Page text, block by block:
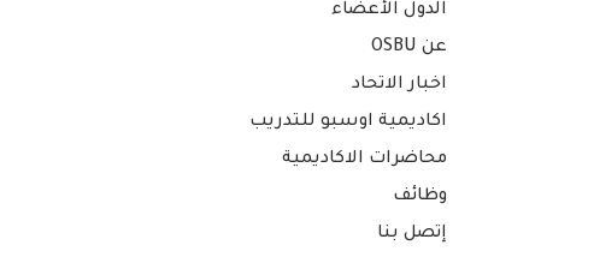
الدول الأعضاء
عن OSBU
اخبار الاتحاد
اكاديمية اوسبو للتدريب
محاضرات الاكاديمية
وظائف
إتصل بنا